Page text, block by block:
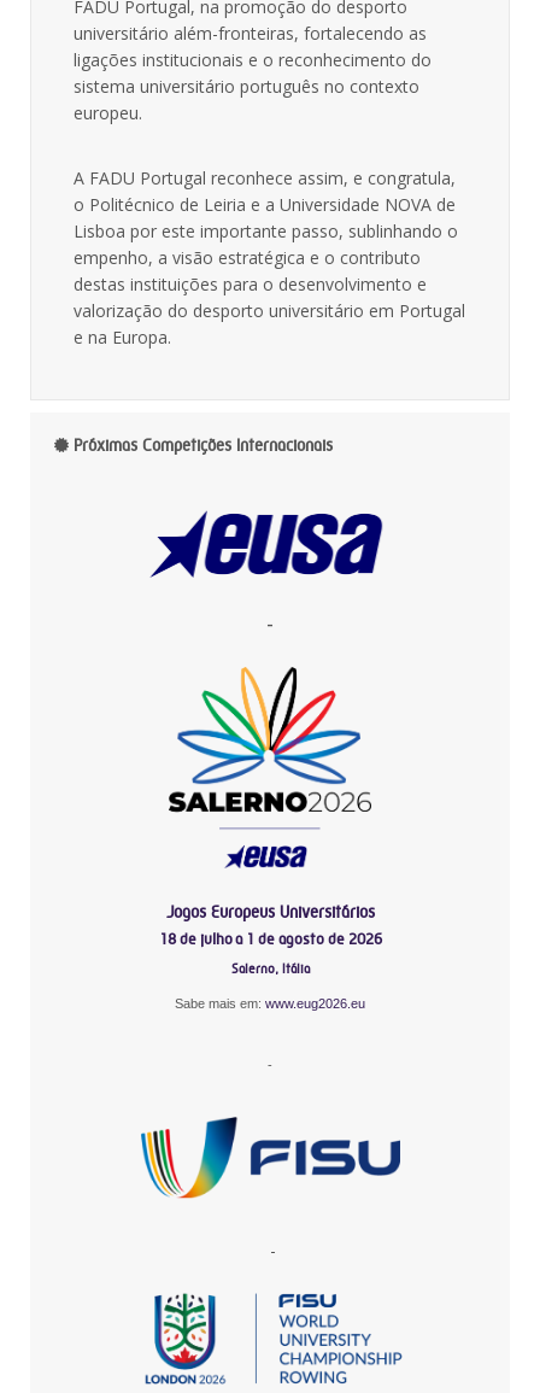
FADU Portugal, na promoção do desporto
universitário além-fronteiras, fortalecendo as
ligações institucionais e o reconhecimento do
sistema universitário português no contexto
europeu.
A FADU Portugal reconhece assim, e congratula,
o Politécnico de Leiria e a Universidade NOVA de
Lisboa por este importante passo, sublinhando o
empenho, a visão estratégica e o contributo
destas instituições para o desenvolvimento e
valorização do desporto universitário em Portugal
e na Europa.
Próximas Competições Internacionais
-
Jogos Europeus Universitários
18 de julho a 1 de agosto de 2026
Salerno, Itália
Sabe mais em: www.eug2026.eu
-
-